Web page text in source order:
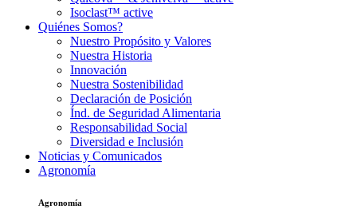
Isoclast™ active
Quiénes Somos?
Nuestro Propósito y Valores
Nuestra Historia
Innovación
Nuestra Sostenibilidad
Declaración de Posición
Índ. de Seguridad Alimentaria
Responsabilidad Social
Diversidad e Inclusión
Noticias y Comunicados
Agronomía
Agronomía